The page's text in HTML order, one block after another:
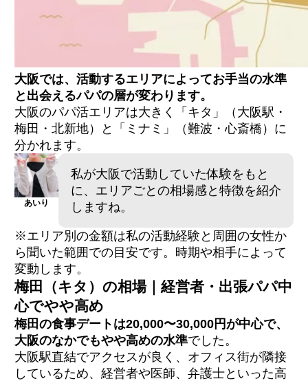
大阪では、活動するエリアによってお手当の水準
と出会えるパパの層が変わります。
大阪のパパ活エリアは大きく「キタ」（大阪駅・
梅田・北新地）と「ミナミ」（難波・心斎橋）に
分かれます。
あいり
私が大阪で活動していた体験をもと
に、エリアごとの相場感と特徴を紹介
しますね。
※エリア別の金額は私の活動経験と周囲の女性か
ら聞いた範囲での目安です。時期や相手によって
変動します。
梅田（キタ）の相場｜経営者・出張パパ中
心でやや高め
梅田の食事デートは20,000〜30,000円が中心で、
大阪のなかでもやや高めの水準でした。
大阪駅直結でアクセスが良く、オフィス街が隣接
しているため、経営者や医師、弁護士といった高